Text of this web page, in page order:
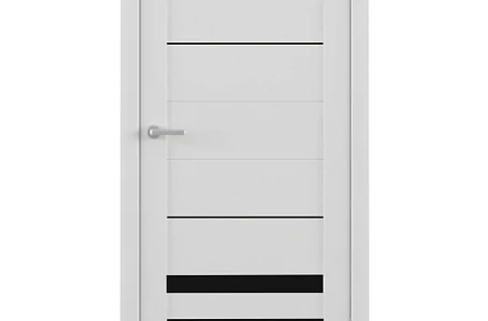
Фото работ